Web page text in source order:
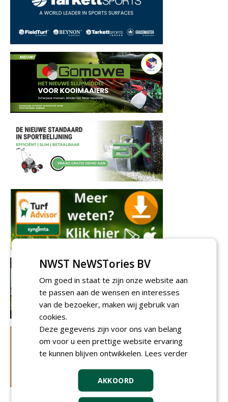
NWST NeWSTories BV
Om goed in staat te zijn onze website aan
te passen aan de wensen en interesses
van de bezoeker, maken wij gebruik van
cookies.
Deze gegevens zijn voor ons van belang
om voor u een prettige website ervaring
te kunnen blijven ontwikkelen. Lees verder
AKKOORD